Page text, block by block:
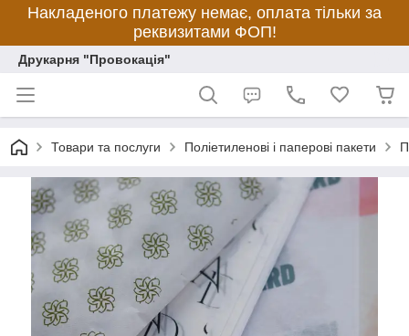
Накладеного платежу немає, оплата тільки за
реквизитами ФОП!
Друкарня "Провокація"
Товари та послуги Поліетиленові і паперові пакети